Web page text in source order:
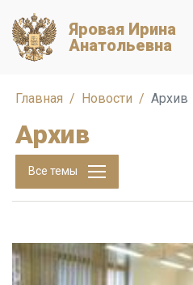
Яровая Ирина
Анатольевна
Главная Новости Архив
Архив
Все темы